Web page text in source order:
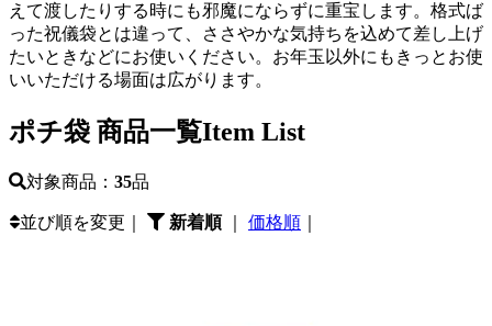
えて渡したりする時にも邪魔にならずに重宝します。格式ば
った祝儀袋とは違って、ささやかな気持ちを込めて差し上げ
たいときなどにお使いください。お年玉以外にもきっとお使
いいただける場面は広がります。
ポチ袋 商品一覧Item List
対象商品： 35品
並び順を変更｜ 新着順｜ 価格順